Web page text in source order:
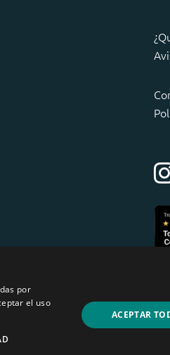
de Áridos Internacionales del
por
el uso
ACEPTAR